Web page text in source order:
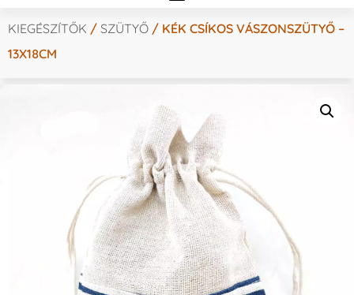
KIEGÉSZÍTŐK / SZÜTYŐ / KÉK CSÍKOS VÁSZONSZÜTYŐ –
13X18CM